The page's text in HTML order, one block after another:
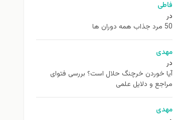
فاطی
در
50 مرد جذاب همه دوران ها
مهدی
در
آیا خوردن خرچنگ حلال است؟ بررسی فتوای
مراجع و دلایل علمی
مهدی